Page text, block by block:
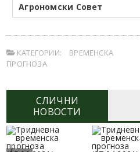
Агрономски Совет
КАТЕГОРИИ:
ВРЕМЕНСКА
ПРОГНОЗА
СЛИЧНИ
НОВОСТИ